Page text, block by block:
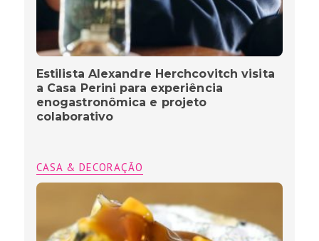
Estilista Alexandre Herchcovitch visita
a Casa Perini para experiência
enogastronômica e projeto
colaborativo
CASA & DECORAÇÃO